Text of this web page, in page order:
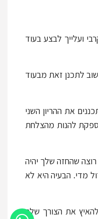
ועלייך לבצע בעוד
לתכנן זאת מבעוד
את ההריון השני
להנות מהצלחת
שהחזה שלך יהיה
מדי. הבעיה היא לא
את הצורך שלך